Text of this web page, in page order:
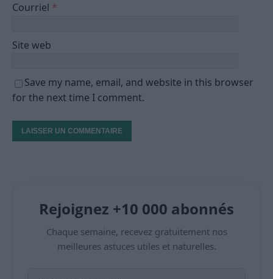
Courriel *
Site web
Save my name, email, and website in this browser
for the next time I comment.
Rejoignez +10 000 abonnés
Chaque semaine, recevez gratuitement nos
meilleures astuces utiles et naturelles.